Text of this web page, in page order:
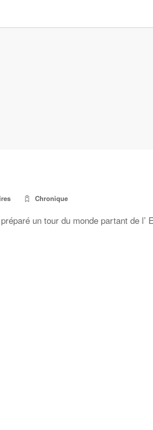
Chronique
un tour du monde partant de l’